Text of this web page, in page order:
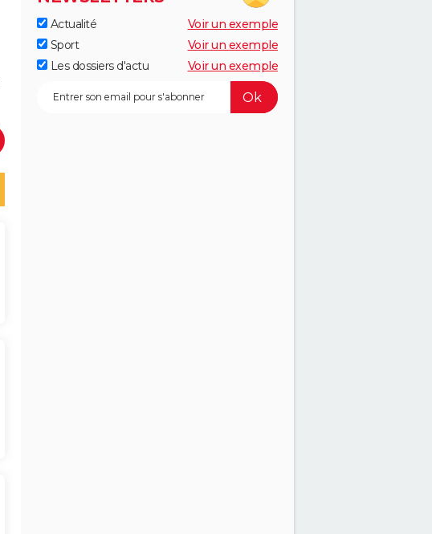
Actualité
Voir un exemple
Sport
Voir un exemple
Les dossiers d'actu
Voir un exemple